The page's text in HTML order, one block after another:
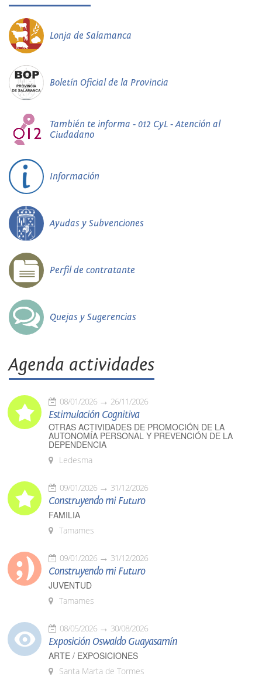
Lonja de Salamanca
Boletín Oficial de la Provincia
También te informa - 012 CyL - Atención al
Ciudadano
Información
Ayudas y Subvenciones
Perfil de contratante
Quejas y Sugerencias
Agenda actividades
08/01/2026 26/11/2026
Estimulación Cognitiva
OTRAS ACTIVIDADES DE PROMOCIÓN DE LA
AUTONOMÍA PERSONAL Y PREVENCIÓN DE LA
DEPENDENCIA
Ledesma
09/01/2026 31/12/2026
Construyendo mi Futuro
FAMILIA
Tamames
09/01/2026 31/12/2026
Construyendo mi Futuro
JUVENTUD
Tamames
08/05/2026 30/08/2026
Exposición Oswaldo Guayasamín
ARTE / EXPOSICIONES
Santa Marta de Tormes